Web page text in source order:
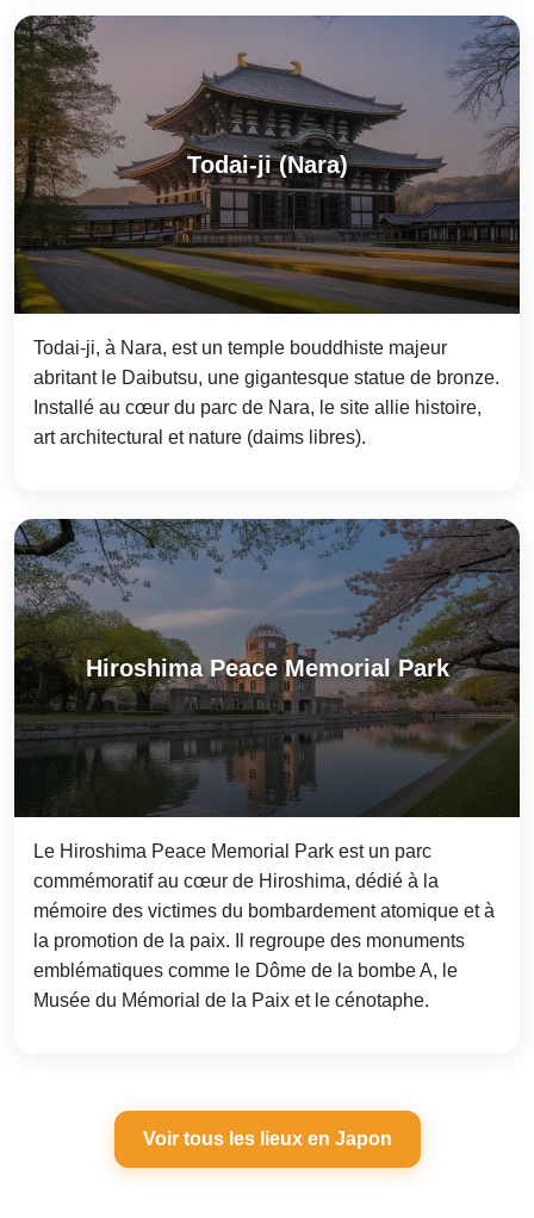
Todai-ji (Nara)
Todai-ji, à Nara, est un temple bouddhiste majeur
abritant le Daibutsu, une gigantesque statue de bronze.
Installé au cœur du parc de Nara, le site allie histoire,
art architectural et nature (daims libres).
Hiroshima Peace Memorial Park
Le Hiroshima Peace Memorial Park est un parc
commémoratif au cœur de Hiroshima, dédié à la
mémoire des victimes du bombardement atomique et à
la promotion de la paix. Il regroupe des monuments
emblématiques comme le Dôme de la bombe A, le
Musée du Mémorial de la Paix et le cénotaphe.
Voir tous les lieux en Japon